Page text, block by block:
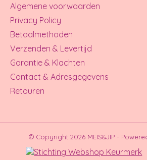
Algemene voorwaarden
Privacy Policy
Betaalmethoden
Verzenden & Levertijd
Garantie & Klachten
Contact & Adresgegevens
Retouren
© Copyright 2026 MEIS&JIP -